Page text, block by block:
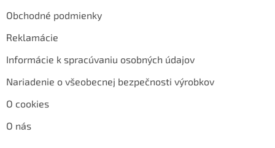
Obchodné podmienky
Reklamácie
Informácie k spracúvaniu osobných údajov
Nariadenie o všeobecnej bezpečnosti výrobkov
O cookies
O nás